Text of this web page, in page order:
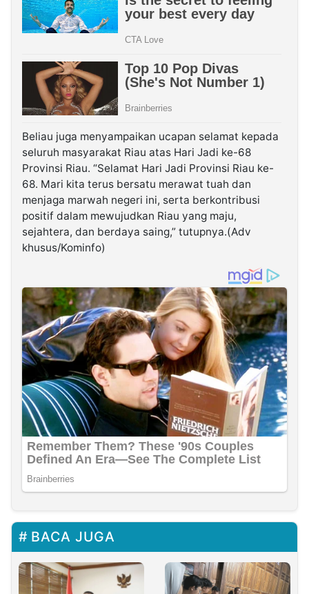
Beliau juga menyampaikan ucapan selamat kepada
seluruh masyarakat Riau atas Hari Jadi ke-68
Provinsi Riau. “Selamat Hari Jadi Provinsi Riau ke-
68. Mari kita terus bersatu merawat tuah dan
menjaga marwah negeri ini, serta berkontribusi
positif dalam mewujudkan Riau yang maju,
sejahtera, dan berdaya saing,” tutupnya.(Adv
khusus/Kominfo)
BACA JUGA